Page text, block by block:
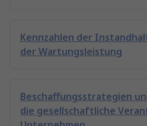
Kennzahlen der
der Wartungsleistung
Beschaffungsstrategien
die gesellschaftliche